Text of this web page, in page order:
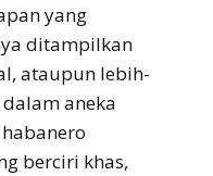
yang
ditampilkan
ataupun lebih-
aneka
berciri khas,